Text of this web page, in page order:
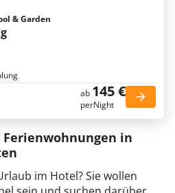
& Garden
ab 145 €
perNight
in
im Hotel? Sie wollen